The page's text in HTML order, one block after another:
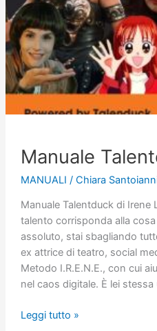
Manuale
MANUALI / Chiara
Manuale Talentduck di Irene
talento corrisponda alla
assoluto, stai sbagliando
ex attrice di teatro, social
Metodo I.R.E.N.E., con cui
nel caos digitale. È lei stessa
Manuale
Leggi tutto »